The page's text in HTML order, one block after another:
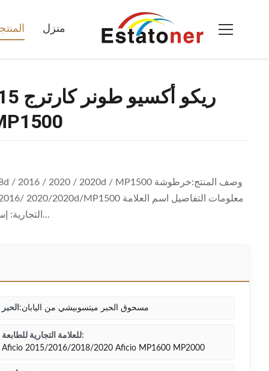
منزل
التجارية: إستا فئة المنتج خرطوشة الحبر النهائية، مسحوق، العناصر رقم: حبر طابع...
الحبر:مسحوق الحبر ميتسوبيشي من اليابان
للعلامة التجارية للطابعة:
Aficio 2015/2016/2018/2020 Aficio MP1600 MP2000